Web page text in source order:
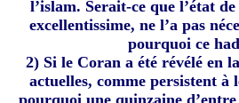
l’islam. Serait-ce que l’état
excellentissime, ne l’a pas
pourquoi ce
2) Si le Coran a été révélé en
actuelles, comme persistent à
pourquoi une quinzaine